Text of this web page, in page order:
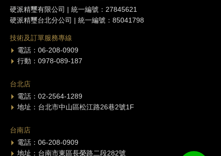
硬派精璽有限公司 | 統一編號：27845621
硬派精璽台北分公司 | 統一編號：85041798
技術及訂單服務專線
電話：06-208-0909
行動：0978-089-187
台北店
電話：02-2564-1289
地址：台北市中山區松江路26巷2號1F
台南店
電話：06-208-0909
地址：台南市東區長榮路二段282號